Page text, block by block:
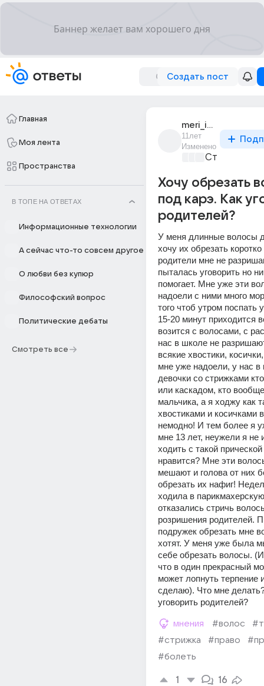
Создать пост
Главная
Моя лента
Пространства
В ТОПЕ НА ОТВЕТАХ
Информационные технологии
А сейчас что-то совсем другое
О любви без купюр
Философский вопрос
Политические дебаты
Смотреть все
meri_igreneva
11лет
Изменено
Стиль и
Хочу обрезать
под карэ. Как
родителей?
У меня длинные волосы
хочу их обрезать
родители мне не
пыталась уговорить но
помогает. Мне уже эти
надоели с ними много
того чтоб утром поспать
15-20 минут приходится
возится с волосами, с
нас в школе не
всякие хвостики,
мне уже надоели, у нас в
девочки со стрижками
или каскадом, кто
мальчика, а я ходжу как
хвостиками и косичками
немодно! И тем более я
мне 13 лет, неужели я не
ходить с такой
нравится? Мне эти
мешают и голова от них
обрезать их нафиг!
ходила в
отказались стричь
розришения родителей.
подружек обрезать мне
хотят. У меня уже была
себе обрезать волосы.
что в один прекрасный
может лопнуть терпение
сделаю). Что мне
уговорить родителей?
мнения #волос
#стрижка
#право
#болеть
1 16